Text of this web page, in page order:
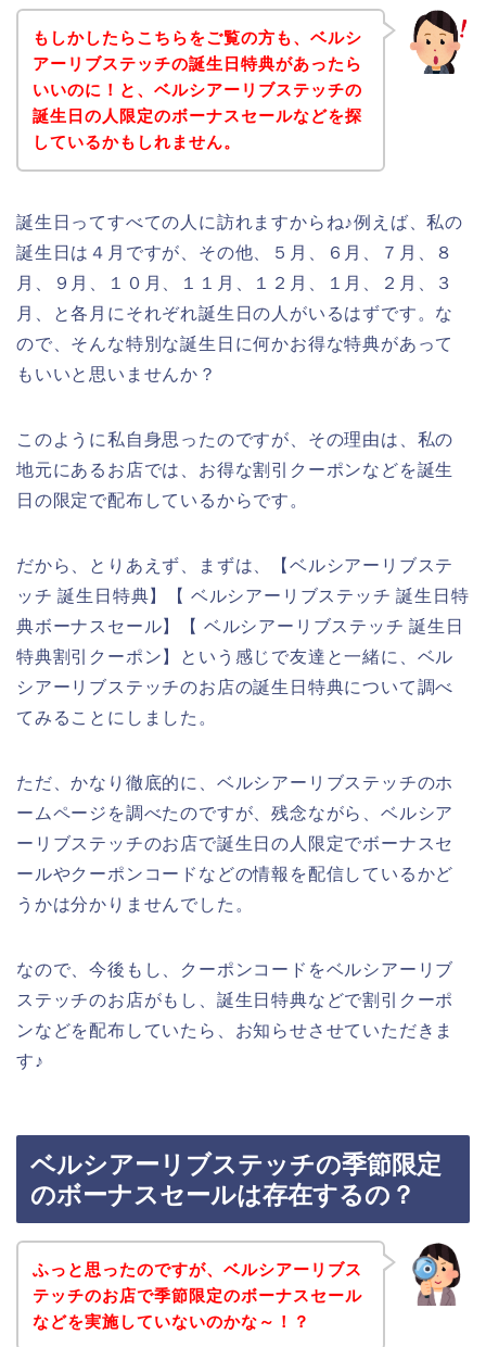
もしかしたらこちらをご覧の方も、ベルシ
アーリブステッチの誕生日特典があったら
いいのに！と、ベルシアーリブステッチの
誕生日の人限定のボーナスセールなどを探
しているかもしれません。
誕生日ってすべての人に訪れますからね♪例えば、私の
誕生日は４月ですが、その他、５月、６月、７月、８
月、９月、１０月、１１月、１２月、１月、２月、３
月、と各月にそれぞれ誕生日の人がいるはずです。な
ので、そんな特別な誕生日に何かお得な特典があって
もいいと思いませんか？
このように私自身思ったのですが、その理由は、私の
地元にあるお店では、お得な割引クーポンなどを誕生
日の限定で配布しているからです。
だから、とりあえず、まずは、【ベルシアーリブステ
ッチ 誕生日特典】【 ベルシアーリブステッチ 誕生日特
典ボーナスセール】【 ベルシアーリブステッチ 誕生日
特典割引クーポン】という感じで友達と一緒に、ベル
シアーリブステッチのお店の誕生日特典について調べ
てみることにしました。
ただ、かなり徹底的に、ベルシアーリブステッチのホ
ームページを調べたのですが、残念ながら、ベルシア
ーリブステッチのお店で誕生日の人限定でボーナスセ
ールやクーポンコードなどの情報を配信しているかど
うかは分かりませんでした。
なので、今後もし、クーポンコードをベルシアーリブ
ステッチのお店がもし、誕生日特典などで割引クーポ
ンなどを配布していたら、お知らせさせていただきま
す♪
ベルシアーリブステッチの季節限定
のボーナスセールは存在するの？
ふっと思ったのですが、ベルシアーリブス
テッチのお店で季節限定のボーナスセール
などを実施していないのかな～！？